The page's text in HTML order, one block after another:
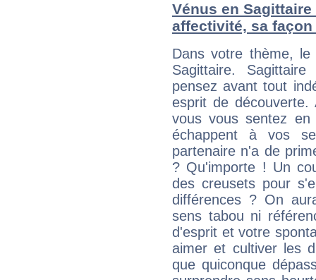
Vénus en
affectivité, sa
Dans votre thème,
Sagittaire.
pensez avant tout
esprit de
vous vous sentez
échappent à vos
partenaire n'a de
? Qu'importe ! Un
des creusets pour
différences ? On
sens tabou ni
d'esprit et votre
aimer et cultiver les
que quiconque